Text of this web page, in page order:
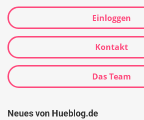
Einloggen
Kontakt
Das Team
Neues von Hueblog.de